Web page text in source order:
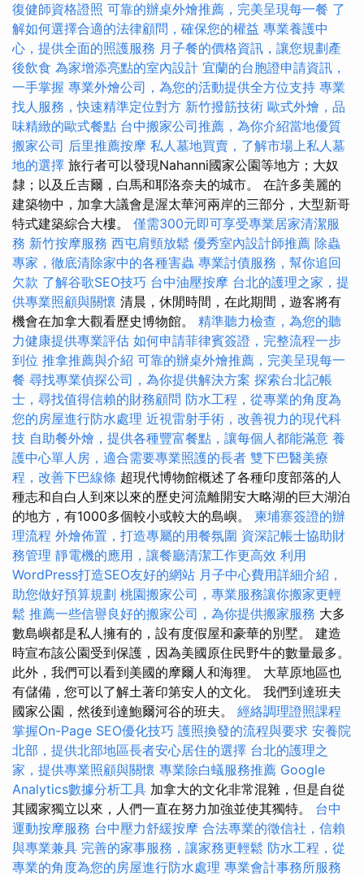
復健師資格證照 可靠的辦桌外燴推薦，完美呈現每一餐 了
解如何選擇合適的法律顧問，確保您的權益 專業養護中
心，提供全面的照護服務 月子餐的價格資訊，讓您規劃產
後飲食 為家增添亮點的室內設計 宜蘭的台胞證申請資訊，
一手掌握 專業外燴公司，為您的活動提供全方位支持 專業
找人服務，快速精準定位對方 新竹撥筋技術 歐式外燴，品
味精緻的歐式餐點 台中搬家公司推薦，為你介紹當地優質
搬家公司 后里推薦按摩 私人墓地買賣，了解市場上私人墓
地的選擇 旅行者可以發現Nahanni國家公園等地方；大奴
隸；以及丘吉爾，白馬和耶洛奈夫的城市。 在許多美麗的
建築物中，加拿大議會是渥太華河兩岸的三部分，大型新哥
特式建築綜合大樓。 僅需300元即可享受專業居家清潔服
務 新竹按摩服務 西屯肩頸放鬆 優秀室內設計師推薦 除蟲
專家，徹底清除家中的各種害蟲 專業討債服務，幫你追回
欠款 了解谷歌SEO技巧 台中油壓按摩 台北的護理之家，提
供專業照顧與關懷 清晨，休閒時間，在此期間，遊客將有
機會在加拿大觀看歷史博物館。 精準聽力檢查，為您的聽
力健康提供專業評估 如何申請菲律賓簽證，完整流程一步
到位 推拿推薦與介紹 可靠的辦桌外燴推薦，完美呈現每一
餐 尋找專業偵探公司，為你提供解決方案 探索台北記帳
士，尋找值得信賴的財務顧問 防水工程，從專業的角度為
您的房屋進行防水處理 近視雷射手術，改善視力的現代科
技 自助餐外燴，提供各種豐富餐點，讓每個人都能滿意 養
護中心單人房，適合需要專業照護的長者 雙下巴醫美療
程，改善下巴線條 超現代博物館概述了各種印度部落的人
種志和自白人到來以來的歷史河流離開安大略湖的巨大湖泊
的地方，有1000多個較小或較大的島嶼。 柬埔寨簽證的辦
理流程 外燴佈置，打造專屬的用餐氛圍 資深記帳士協助財
務管理 靜電機的應用，讓餐廳清潔工作更高效 利用
WordPress打造SEO友好的網站 月子中心費用詳細介紹，
助您做好預算規劃 桃園搬家公司，專業服務讓你搬家更輕
鬆 推薦一些信譽良好的搬家公司，為你提供搬家服務 大多
數島嶼都是私人擁有的，設有度假屋和豪華的別墅。 建造
時宣布該公園受到保護，因為美國原住民野牛的數量最多。
此外，我們可以看到美國的摩爾人和海狸。 大草原地區也
有儲備，您可以了解土著印第安人的文化。 我們到達班夫
國家公園，然後到達鮑爾河谷的班夫。 經絡調理證照課程
掌握On-Page SEO優化技巧 護照換發的流程與要求 安養院
北部，提供北部地區長者安心居住的選擇 台北的護理之
家，提供專業照顧與關懷 專業除白蟻服務推薦 Google
Analytics數據分析工具 加拿大的文化非常混雜，但是自從
其國家獨立以來，人們一直在努力加強並使其獨特。 台中
運動按摩服務 台中壓力舒緩按摩 合法專業的徵信社，信賴
與專業兼具 完善的家事服務，讓家務更輕鬆 防水工程，從
專業的角度為您的房屋進行防水處理 專業會計事務所服務